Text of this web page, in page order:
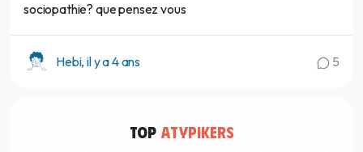
sociopathie? que pensez vous
Hebi, il y a 4 ans 5
TOP ATYPIKERS